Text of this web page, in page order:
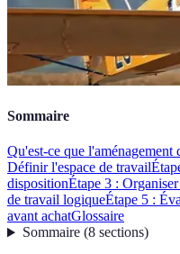
Sommaire
Qu'est-ce que l'aménagement
Définir l'espace de travail
dispositionÉtape 3 :
de travail logiqueÉtape 5 :
avant achatGlossaire
Sommaire(8 sections)